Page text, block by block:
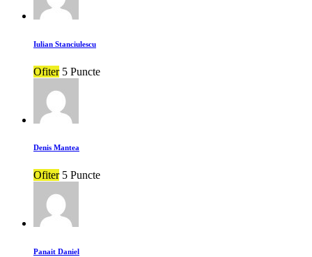
Iulian Stanciulescu
Ofiter 5 Puncte
Denis Mantea
Ofiter 5 Puncte
Panait Daniel